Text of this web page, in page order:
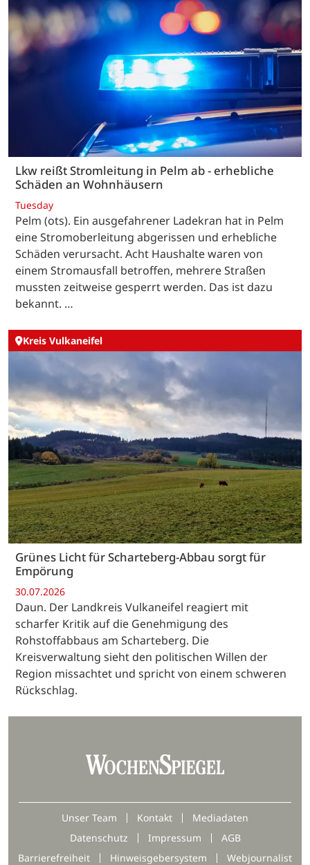
Lkw reißt Stromleitung in Pelm ab - erhebliche
Schäden an Wohnhäusern
Tuesday
Pelm (ots). Ein ausgefahrener Ladekran hat in Pelm
eine Stromoberleitung abgerissen und erhebliche
Schäden verursacht. Acht Haushalte waren von
einem Stromausfall betroffen, mehrere Straßen
mussten zeitweise gesperrt werden. Das ist dazu
bekannt. …
Kreis Vulkaneifel
Grünes Licht für Scharteberg-Abbau sorgt für
Empörung
30.07.2026
Daun. Der Landkreis Vulkaneifel reagiert mit
scharfer Kritik auf die Genehmigung des
Rohstoffabbaus am Scharteberg. Die
Kreisverwaltung sieht den politischen Willen der
Region missachtet und spricht von einem schweren
Rückschlag.
Unser Team Kontakt
Mediadaten
Datenschutz
Impressum
AGB
Barrierefreiheit
Hinweisgebersystem Webjournalist